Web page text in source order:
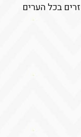
בכל הערים